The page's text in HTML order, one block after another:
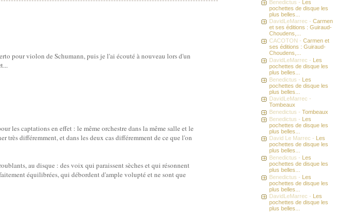
pour violon de Schumann, puis je l'ai écouté à nouveau lors d'un
les captations en effet : le même orchestre dans la même salle et le
très différemment, et dans les deux cas différemment de ce que l'on
au disque : des voix qui paraissent sèches et qui résonnent
équilibrées, qui débordent d'ample volupté et ne sont que
Benedictus - Les
pochettes de disque les
plus belles...
DavidLeMarrec -Carmen
et ses éditions : Guiraud-
Choudens,...
CACOTON -Carmen et
ses éditions : Guiraud-
Choudens,...
DavidLeMarrec - Les
pochettes de disque les
plus belles...
Benedictus - Les
pochettes de disque les
plus belles...
DavidLeMarrec -
Tombeaux
Benedictus -Tombeaux
Benedictus - Les
pochettes de disque les
plus belles...
David Le Marrec -
Les
pochettes de disque les
plus belles...
Benedictus - Les
pochettes de disque les
plus belles...
Benedictus - Les
pochettes de disque les
plus belles...
DavidLeMarrec -
Les
pochettes de disque les
plus belles...